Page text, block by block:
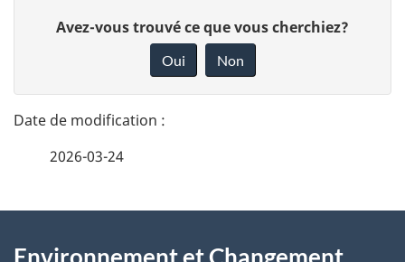
t
a
l
s
n
o
t
Avez-vous trouvé ce que vous cherchiez?
Oui Non
2026-03-24